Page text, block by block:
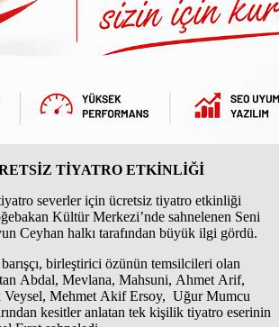
TİYATRO ETKİNLİĞİ
severler için ücretsiz tiyatro etkinliği
Kültür Merkezi’nde sahnelenen Seni
Ceyhan halkı tarafından büyük ilgi gördü.
birleştirici özünün temsilcileri olan
Abdal, Mevlana, Mahsuni, Ahmet Arif,
Veysel, Mehmet Akif Ersoy, Uğur Mumcu
kesitler anlatan tek kişilik tiyatro eserinin